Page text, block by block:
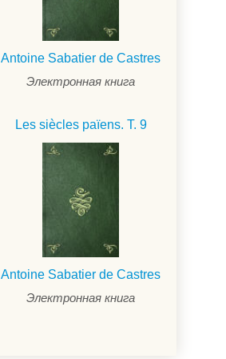
Antoine Sabatier de Castres
Электронная книга
Les siècles païens. T. 9
Antoine Sabatier de Castres
Электронная книга